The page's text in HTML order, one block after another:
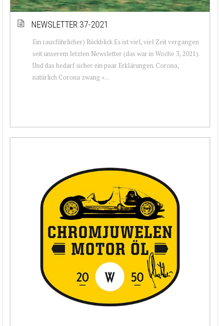
NEWSLETTER 37-2021
Ein (ausführlicher) Rückblick Es ist viel, viel Zeit vergangen
seit unserem letzten Newsletter (das war in Woche 3, 2021).
Und das bedarf sicher ein paar Erklärungen. Corona,
natürlich Corona zwang «...